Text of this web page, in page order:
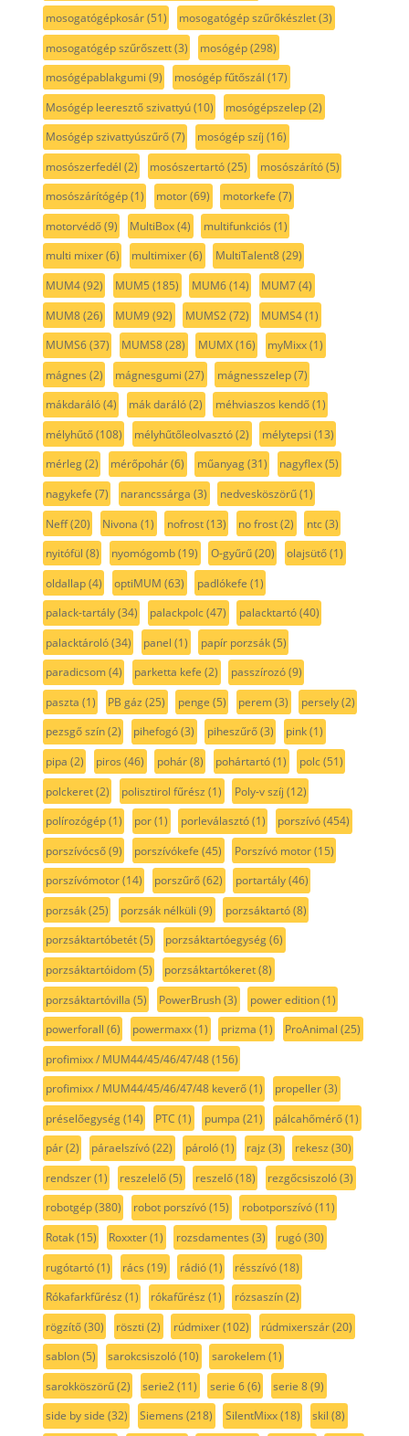
mosogatógépkosár(51) mosogatógép szűrőkészlet(3)
mosogatógép szűrőszett(3) mosógép(298)
mosógépablakgumi (9) mosógép fűtőszál (17)
Mosógép leeresztő szivattyú(10) mosógépszelep(2)
Mosógép szivattyúszűrő(7) mosógép szíj (16)
mosószerfedél (2) mosószertartó(25) mosószárító(5)
mosószárítógép(1) motor(69) motorkefe (7)
motorvédő(9) MultiBox(4) multifunkciós (1)
multi mixer(6) multimixer(6) MultiTalent8(29)
MUM4(92) MUM5 (185) MUM6(14) MUM7(4)
MUM8(26) MUM9(92) MUMS2(72) MUMS4(1)
MUMS6(37) MUMS8(28) MUMX(16) myMixx(1)
mágnes (2) mágnesgumi (27) mágnesszelep(7)
mákdaráló(4) mák daráló(2) méhviaszos kendő(1)
mélyhűtő(108) mélyhűtőleolvasztó(2) mélytepsi (13)
mérleg(2) mérőpohár(6) műanyag(31) nagyflex(5)
nagykefe (7) narancssárga (3) nedvesköszörű(1)
Neff(20) Nivona (1) nofrost(13) no frost(2) ntc(3)
nyitófül (8) nyomógomb(19) O-gyűrű(20) olajsütő(1)
oldallap(4) optiMUM (63) padlókefe (1)
palack-tartály(34) palackpolc(47) palacktartó(40)
palacktároló(34) panel (1) papír porzsák(5)
paradicsom(4) parketta kefe (2) passzírozó(9)
paszta (1) PB gáz (25) penge (5) perem(3) persely(2)
pezsgő szín(2) pihefogó(3) piheszűrő(3) pink(1)
pipa (2) piros (46) pohár(8) pohártartó(1) polc(51)
polckeret(2) polisztirol fűrész (1) Poly-v szíj (12)
polírozógép(1) por(1) porleválasztó(1) porszívó(454)
porszívócső(9) porszívókefe (45) Porszívó motor(15)
porszívómotor(14) porszűrő(62) portartály(46)
porzsák(25) porzsák nélküli (9) porzsáktartó(8)
porzsáktartóbetét(5) porzsáktartóegység(6)
porzsáktartóidom(5) porzsáktartókeret(8)
porzsáktartóvilla (5) PowerBrush(3) power edition(1)
powerforall (6) powermaxx(1) prizma (1) ProAnimal (25)
profimixx / MUM44/45/46/47/48(156)
profimixx / MUM44/45/46/47/48 keverő(1) propeller(3)
préselőegység(14) PTC (1) pumpa (21) pálcahőmérő(1)
pár(2) páraelszívó(22) pároló(1) rajz (3) rekesz (30)
rendszer(1) reszelelő(5) reszelő(18) rezgőcsiszoló(3)
robotgép(380) robot porszívó(15) robotporszívó(11)
Rotak(15) Roxxter(1) rozsdamentes (3) rugó(30)
rugótartó(1) rács (19) rádió(1) résszívó(18)
Rókafarkfűrész (1) rókafűrész (1) rózsaszín(2)
rögzítő(30) röszti (2) rúdmixer(102) rúdmixerszár(20)
sablon(5) sarokcsiszoló(10) sarokelem(1)
sarokköszörű(2) serie2(11) serie 6(6) serie 8(9)
side by side (32) Siemens (218) SilentMixx(18) skil (8)